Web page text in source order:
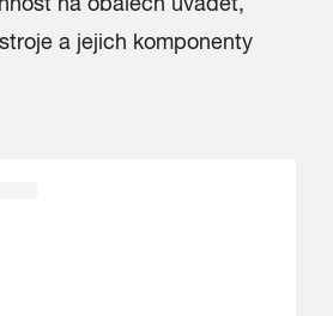
a jejich komponenty